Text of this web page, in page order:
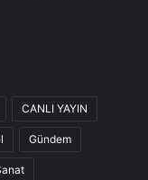
CANLI YAYIN
Gündem